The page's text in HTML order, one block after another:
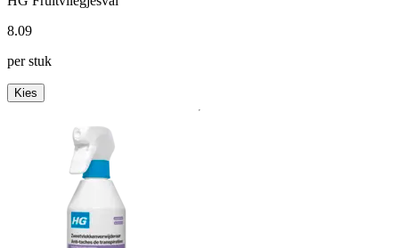
8.09
per stuk
Kies